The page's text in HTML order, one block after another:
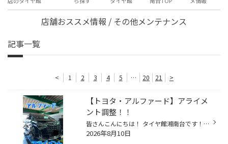
店舗おススメ情報 / その他メンテナンス
記事一覧
< 1 2 3 4 5 … 20 21 >
【トヨタ・アルファード】アライメ
ント調整！！
皆さんこんにちは！ タイヤ館湘南台です！！ 本日のご紹介作業 【トヨタ・アルファード】の アライメント調整作業をご紹介します！！ 今回のお車は、「ちょっと縁石に擦ってしまった」と オーナー様よりご相談いただきまして、 「ズレている可能性があるかも」と 気になっておられましたので ご対応...
2026年8月10日